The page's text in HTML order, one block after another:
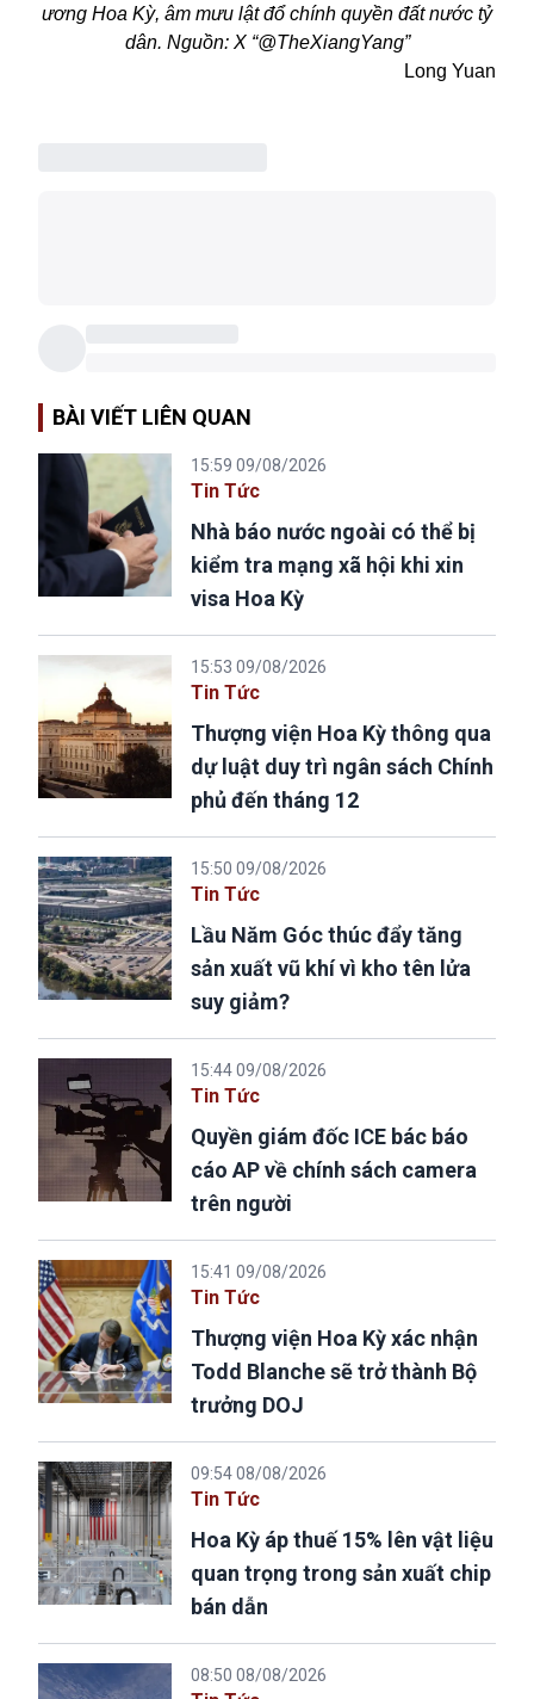
ương Hoa Kỳ, âm mưu lật đổ chính quyền đất nước tỷ
dân. Nguồn: X “@TheXiangYang”
Long Yuan
BÀI VIẾT LIÊN QUAN
15:59 09/08/2026
Tin Tức
Nhà báo nước ngoài có thể bị
kiểm tra mạng xã hội khi xin
visa Hoa Kỳ
15:53 09/08/2026
Tin Tức
Thượng viện Hoa Kỳ thông qua
dự luật duy trì ngân sách Chính
phủ đến tháng 12
15:50 09/08/2026
Tin Tức
Lầu Năm Góc thúc đẩy tăng
sản xuất vũ khí vì kho tên lửa
suy giảm?
15:44 09/08/2026
Tin Tức
Quyền giám đốc ICE bác báo
cáo AP về chính sách camera
trên người
15:41 09/08/2026
Tin Tức
Thượng viện Hoa Kỳ xác nhận
Todd Blanche sẽ trở thành Bộ
trưởng DOJ
09:54 08/08/2026
Tin Tức
Hoa Kỳ áp thuế 15% lên vật liệu
quan trọng trong sản xuất chip
bán dẫn
08:50 08/08/2026